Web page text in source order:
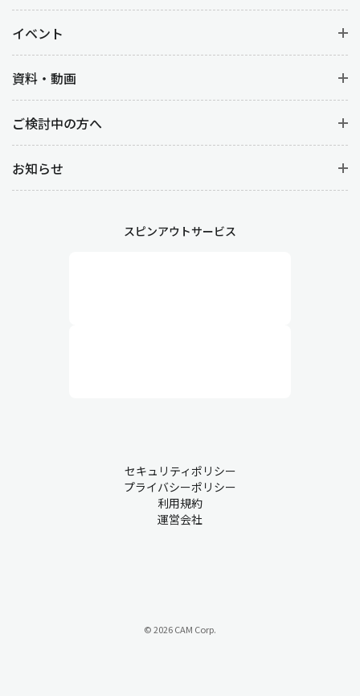
イベント
資料・動画
ご検討中の方へ
お知らせ
スピンアウトサービス
セキュリティポリシー
プライバシーポリシー
利用規約
運営会社
© 2026 CAM Corp.